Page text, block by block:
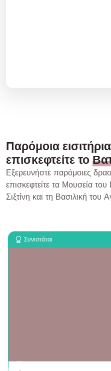
Παρόμοια
επισκεφτείτε το
Εξερευνήστε παρόμοιες
επισκεφτείτε τα Μουσεία
Σιξτίνη και τη Βασιλική του
Συνιστάται